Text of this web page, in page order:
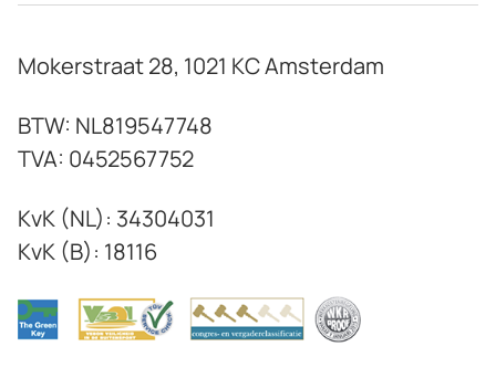
Mokerstraat 28, 1021 KC Amsterdam
BTW: NL819547748
TVA: 0452567752
KvK (NL): 34304031
KvK (B): 18116